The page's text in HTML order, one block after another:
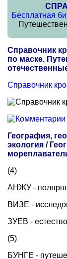
Бесплатная
Справочник
по маске.
Справочник
География,
экология /
(4)
АНЖУ -
ВИЗЕ -
ЗУЕВ -
(5)
БУНГЕ -